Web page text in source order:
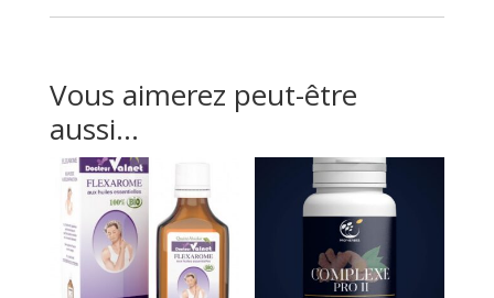
Vous aimerez peut-être
aussi…